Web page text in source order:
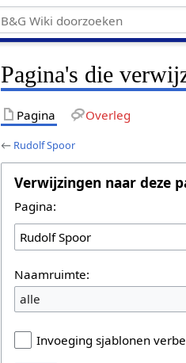
Pagina's die
Pagina Overleg
← Rudolf Spoor
Verwijzingen naar deze
Pagina:
Naamruimte:
alle
Invoeging sjablonen